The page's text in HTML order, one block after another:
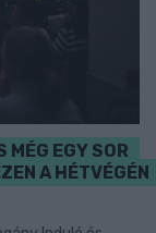
MÉG EGY SOR
A HÉTVÉGÉN